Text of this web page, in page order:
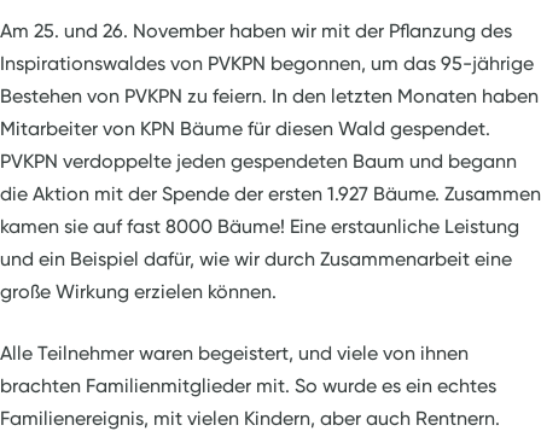
Am 25. und 26. November haben wir mit der Pflanzung des
Inspirationswaldes von PVKPN begonnen, um das 95-jährige
Bestehen von PVKPN zu feiern. In den letzten Monaten haben
Mitarbeiter von KPN Bäume für diesen Wald gespendet.
PVKPN verdoppelte jeden gespendeten Baum und begann
die Aktion mit der Spende der ersten 1.927 Bäume. Zusammen
kamen sie auf fast 8000 Bäume! Eine erstaunliche Leistung
und ein Beispiel dafür, wie wir durch Zusammenarbeit eine
große Wirkung erzielen können.
Alle Teilnehmer waren begeistert, und viele von ihnen
brachten Familienmitglieder mit. So wurde es ein echtes
Familienereignis, mit vielen Kindern, aber auch Rentnern.